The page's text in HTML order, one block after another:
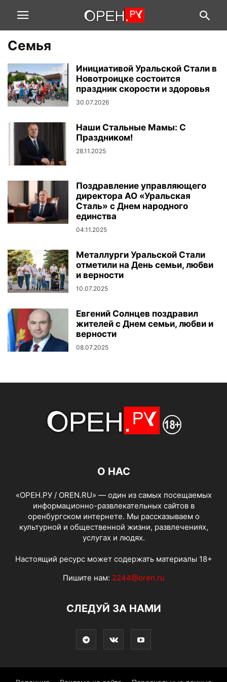
Семья
Инициативой Уральской Стали в
Новотроицке состоится
праздник скорости и здоровья
30.07.2026
Наши Стальные Мамы: С
Праздником!
28.11.2025
Поздравление управляющего
директора АО «Уральская
Сталь» с Днем народного
единства
04.11.2025
Металлурги Уральской Стали
отметили на День семьи, любви
и верности
10.07.2025
Евгений Солнцев поздравил
жителей с Днем семьи, любви и
верности
08.07.2025
О НАС
«ОРЕН.РУ / OREN.RU» — один из самых посещаемых
информационно-развлекательных сайтов в
оренбургском интернете. Мы рассказываем о
культурной и общественной жизни, развлечениях,
услугах и людях.
Настоящий ресурс может содержать материалы 18+
Пишите нам: 2244@oren.ru
СЛЕДУЙ ЗА НАМИ